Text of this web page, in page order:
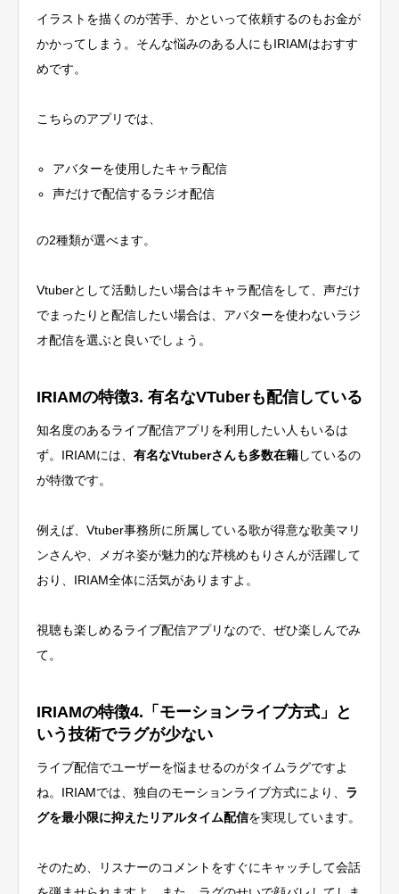
イラストを描くのが苦手、かといって依頼するのもお金が
かかってしまう。そんな悩みのある人にもIRIAMはおすす
めです。
こちらのアプリでは、
アバターを使用したキャラ配信
声だけで配信するラジオ配信
の2種類が選べます。
Vtuberとして活動したい場合はキャラ配信をして、声だけ
でまったりと配信したい場合は、アバターを使わないラジ
オ配信を選ぶと良いでしょう。
IRIAMの特徴3. 有名なVTuberも配信している
知名度のあるライブ配信アプリを利用したい人もいるは
ず。IRIAMには、 有名なVtuberさんも多数在籍しているの
が特徴です。
例えば、Vtuber事務所に所属している歌が得意な歌美マリ
ンさんや、メガネ姿が魅力的な芹桃めもりさんが活躍して
おり、IRIAM全体に活気がありますよ。
視聴も楽しめるライブ配信アプリなので、ぜひ楽しんでみ
て。
IRIAMの特徴4.「モーションライブ方式」と
いう技術でラグが少ない
ライブ配信でユーザーを悩ませるのがタイムラグですよ
ね。IRIAMでは、独自のモーションライブ方式により、 ラ
グを最小限に抑えたリアルタイム配信を実現しています。
そのため、リスナーのコメントをすぐにキャッチして会話